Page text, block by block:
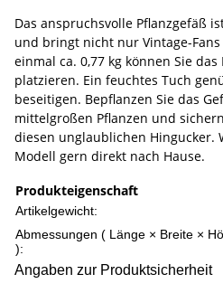
Das anspruchsvolle Pflanzgefäß
und bringt nicht nur Vintage-
einmal ca. 0,77 kg können Sie
platzieren. Ein feuchtes Tuch
beseitigen. Bepflanzen Sie das
mittelgroßen Pflanzen und
diesen unglaublichen Hingucker.
Modell gern direkt nach Hause.
Produkteigenschaft
Artikelgewicht:
Abmessungen ( Länge × Breite ×
):
Angaben zur Produktsicherheit